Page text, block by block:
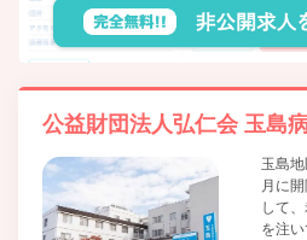
公益財団法人弘仁会 玉島
玉島
月に
して
を注